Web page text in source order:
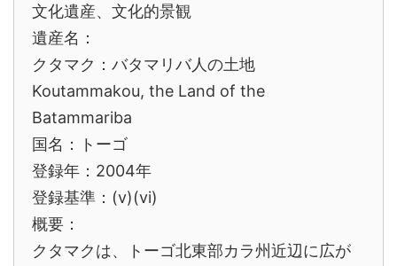
文化遺産、文化的景観
遺産名：
クタマク：バタマリバ人の土地
Koutammakou, the Land of the
Batammariba
国名：トーゴ
登録年：2004年
登録基準：(v)(vi)
概要：
クタマクは、トーゴ北東部カラ州近辺に広が